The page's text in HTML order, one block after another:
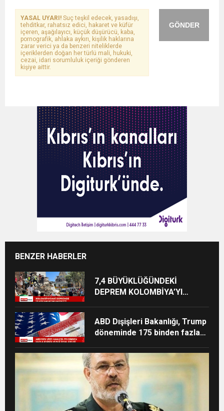
GÖNDER
YASAL UYARI! Suç teşkil edecek, yasadışı,
tehditkar, rahatsız edici, hakaret ve küfür
içeren, aşağılayıcı, küçük düşürücü, kaba,
pornografik, ahlaka aykırı, kişilik haklarına
zarar verici ya da benzeri niteliklerde
içeriklerden doğan her türlü mali, hukuki,
cezai, idari sorumluluk içeriği gönderen
kişiye aittir.
BENZER HABERLER
7,4 BÜYÜKLÜĞÜNDEKİ
DEPREM KOLOMBİYA’YI
ABD Dışişleri Bakanlığı, Trump
döneminde 175 binden fazla